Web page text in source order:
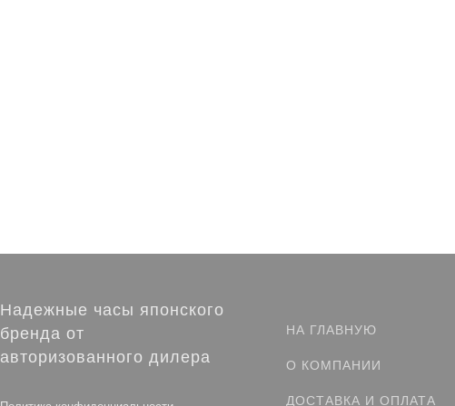
Надежные часы японского
бренда от
авторизованного дилера
НА ГЛАВНУЮ
О КОМПАНИИ
ДОСТАВКА И ОПЛАТА